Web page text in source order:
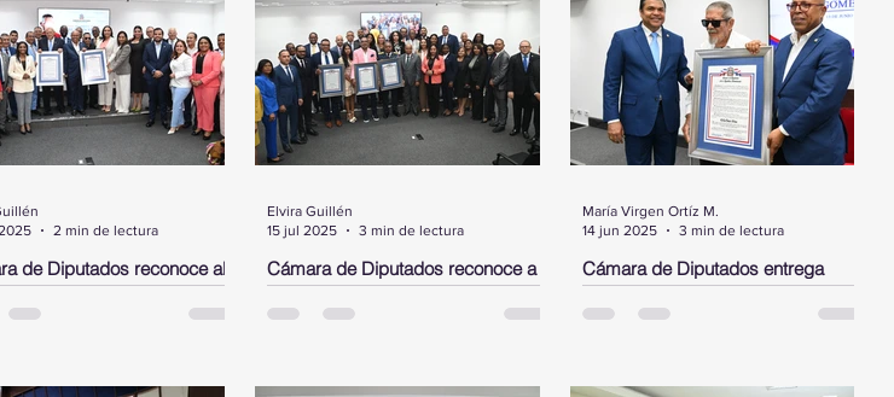
de Diputados reconoce al
José Antonio
Calzada y al cantante de
en un acto encabezado
2 min de lectura
Cámara de Diputados reconoce a
Rubby Pérez, a los bomberos del
DN y a un alto ejecutivo de JP
Diputados entregó este martes tres
Elvira Guillén
15 jul 2025
3 min de lectura
Cámara de Diputados entrega
pergamino de reconocimiento a
Delio Gómez Ochoa
Diputados entregó un pergamino de
María Virgen Ortíz M.
14 jun 2025
3 min de lectura